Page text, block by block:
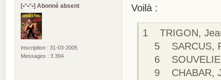
[•°•°•] Abonné absent
Inscription : 31-03-2005
Messages : 3 394
Voilà :
1 TRIGON,
5 SARCUS,
6
9 CHABAR,